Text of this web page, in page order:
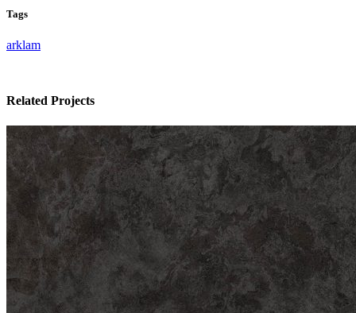
Tags
arklam
Related Projects